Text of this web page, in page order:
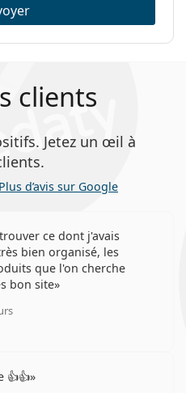
clients
Jetez un œil à
Plus d’avis sur Google
ce dont j'avais
bien organisé, les
que l'on cherche
bon site
4 sur 5
👍👍